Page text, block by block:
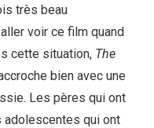
très beau
voir ce film quand
cette situation, The
bien avec une
Les pères qui ont
qui ont